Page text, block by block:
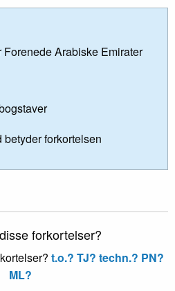
Arabiske Emirater
forkortelser?
t.o.? TJ? techn.? PN?
ML?